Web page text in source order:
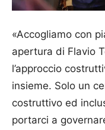
«Accogliamo con
apertura di Flavio
l’approccio
insieme. Solo un
costruttivo ed
portarci a